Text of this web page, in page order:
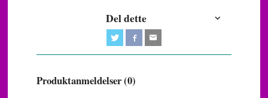
Del dette
Produktanmeldelser (0)